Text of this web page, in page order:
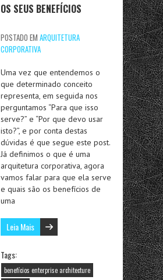
OS SEUS BENEFÍCIOS
POSTADO EM ARQUITETURA
CORPORATIVA
Uma vez que entendemos o
que determinado conceito
representa, em seguida nos
perguntamos “Para que isso
serve?” e “Por que devo usar
isto?”, e por conta destas
dúvidas é que segue este post.
Já definimos o que é uma
arquitetura corporativa, agora
vamos falar para que ela serve
e quais são os benefícios de
uma
Leia Mais
Tags:
benefícios enterprise architecture